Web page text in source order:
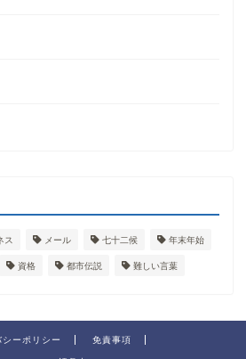
ス メール 七十二候 年末年始
資格 都市伝説 難しい言葉
シーポリシー 免責事項